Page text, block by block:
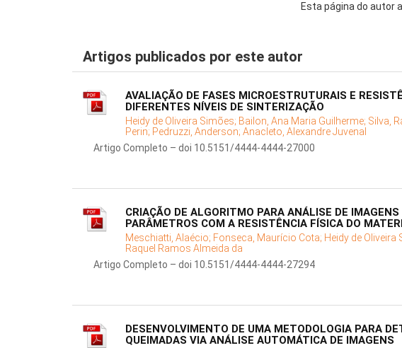
Esta página do autor
Artigos publicados por este autor
AVALIAÇÃO DE FASES MICROESTRUTURAIS E
DIFERENTES NÍVEIS DE SINTERIZAÇÃO
Heidy de Oliveira Simões; Bailon, Ana Maria Guilherme; Silva,
Perin; Pedruzzi, Anderson; Anacleto, Alexandre Juvenal
Artigo Completo – doi 10.5151/4444-4444-27000
CRIAÇÃO DE ALGORITMO PARA ANÁLISE DE
PARÂMETROS COM A RESISTÊNCIA FÍSICA DO
Meschiatti, Alaécio; Fonseca, Maurício Cota; Heidy de Oliveira
Raquel Ramos Almeida da
Artigo Completo – doi 10.5151/4444-4444-27294
DESENVOLVIMENTO DE UMA METODOLOGIA PARA
QUEIMADAS VIA ANÁLISE AUTOMÁTICA DE IMAGENS